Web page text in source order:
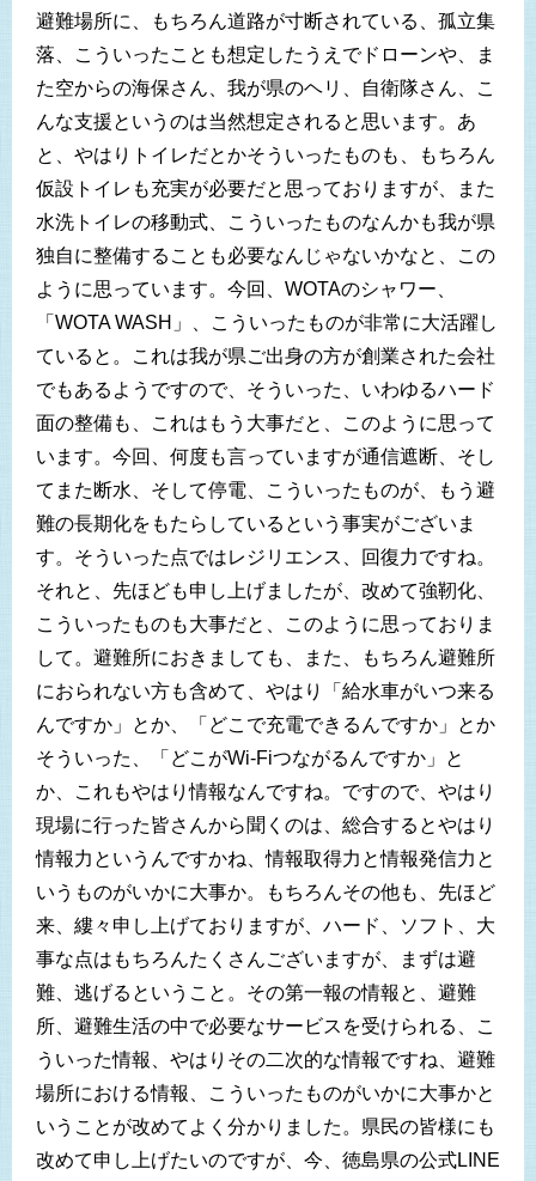
避難場所に、もちろん道路が寸断されている、孤立集
落、こういったことも想定したうえでドローンや、ま
た空からの海保さん、我が県のヘリ、自衛隊さん、こ
んな支援というのは当然想定されると思います。あ
と、やはりトイレだとかそういったものも、もちろん
仮設トイレも充実が必要だと思っておりますが、また
水洗トイレの移動式、こういったものなんかも我が県
独自に整備することも必要なんじゃないかなと、この
ように思っています。今回、WOTAのシャワー、
「WOTA WASH」、こういったものが非常に大活躍し
ていると。これは我が県ご出身の方が創業された会社
でもあるようですので、そういった、いわゆるハード
面の整備も、これはもう大事だと、このように思って
います。今回、何度も言っていますが通信遮断、そし
てまた断水、そして停電、こういったものが、もう避
難の長期化をもたらしているという事実がございま
す。そういった点ではレジリエンス、回復力ですね。
それと、先ほども申し上げましたが、改めて強靭化、
こういったものも大事だと、このように思っておりま
して。避難所におきましても、また、もちろん避難所
におられない方も含めて、やはり「給水車がいつ来る
んですか」とか、「どこで充電できるんですか」とか
そういった、「どこがWi-Fiつながるんですか」と
か、これもやはり情報なんですね。ですので、やはり
現場に行った皆さんから聞くのは、総合するとやはり
情報力というんですかね、情報取得力と情報発信力と
いうものがいかに大事か。もちろんその他も、先ほど
来、縷々申し上げておりますが、ハード、ソフト、大
事な点はもちろんたくさんございますが、まずは避
難、逃げるということ。その第一報の情報と、避難
所、避難生活の中で必要なサービスを受けられる、こ
ういった情報、やはりその二次的な情報ですね、避難
場所における情報、こういったものがいかに大事かと
いうことが改めてよく分かりました。県民の皆様にも
改めて申し上げたいのですが、今、徳島県の公式LINE